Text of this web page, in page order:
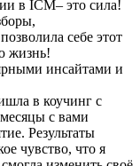
в ICM– это сила!
себе этот
жизнь!
инсайтами и
в коучинг с
с вами
Результаты
чувство, что я